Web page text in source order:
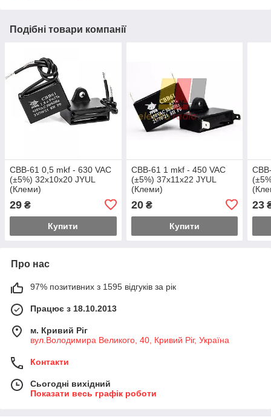
Подібні товари компанії
CBB-61 0,5 mkf - 630 VAC
(±5%) 32x10x20 JYUL
(Клеми)
29 ₴
Купити
CBB-61 1 mkf - 450 VAC
(±5%) 37x11x22 JYUL
(Клеми)
20₴
Купити
23
Про нас
97% позитивних з 1595 відгуків за рік
Працює з 18.10.2013
м. Кривий Ріг
вул.Володимира Великого, 40, Кривий Ріг, Україна
Контакти
Сьогодні вихідний
Показати весь графік роботи